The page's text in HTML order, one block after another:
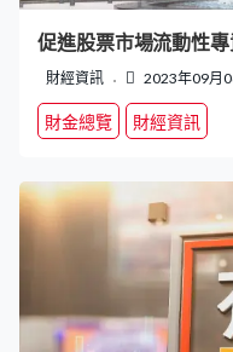
促進股票市場流動性
財經資訊 2023年09月
財金總覽 財經資訊